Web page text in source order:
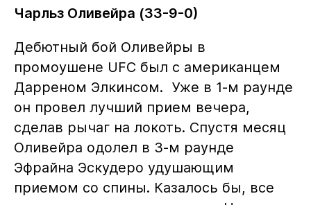
Чарльз Оливейра (33-9-0)
Дебютный бой Оливейры в
промоушене UFC был с американцем
Дарреном Элкинсом. Уже в 1-м раунде
он провел лучший прием вечера,
сделав рычаг на локоть. Спустя месяц
Оливейра одолел в 3-м раунде
Эфрайна Эскудеро удушающим
приемом со спины. Казалось бы, все